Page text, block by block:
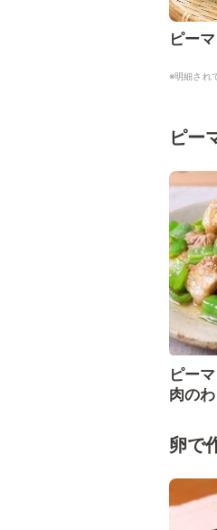
ピー
※明細され
ピー
ピー
肉の
卵で